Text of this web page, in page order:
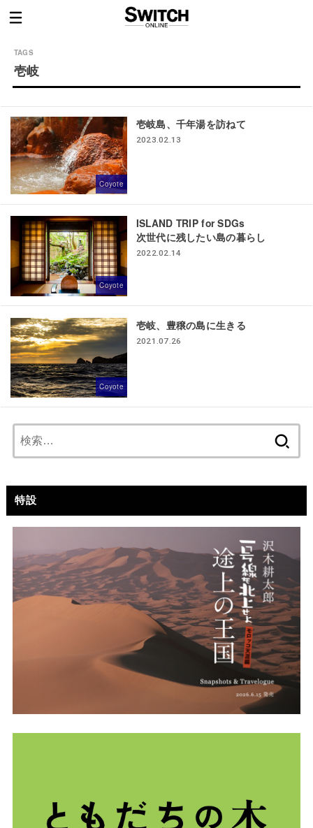
壱岐
Coyote
壱岐島、千年湯を訪ねて
2023.02.13
Coyote
ISLAND TRIP for SDGs
次世代に残したい島の暮らし
2022.02.14
Coyote
壱岐、豊穣の島に生きる
2021.07.26
特設